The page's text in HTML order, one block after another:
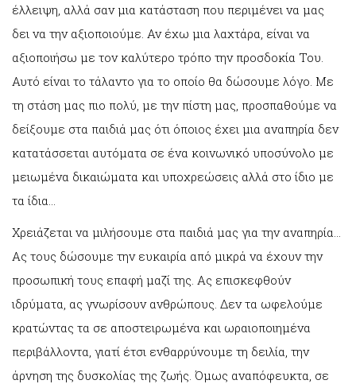
έλλειψη, αλλά σαν μια κατάσταση που περιμένει να μας
δει να την αξιοποιούμε. Αν έχω μια λαχτάρα, είναι να
αξιοποιήσω με τον καλύτερο τρόπο την προσδοκία Του.
Αυτό είναι το τάλαντο για το οποίο θα δώσουμε λόγο. Με
τη στάση μας πιο πολύ, με την πίστη μας, προσπαθούμε να
δείξουμε στα παιδιά μας ότι όποιος έχει μια αναπηρία δεν
κατατάσσεται αυτόματα σε ένα κοινωνικό υποσύνολο με
μειωμένα δικαιώματα και υποχρεώσεις αλλά στο ίδιο με
τα ίδια…
Χρειάζεται να μιλήσουμε στα παιδιά μας για την αναπηρία…
Ας τους δώσουμε την ευκαιρία από μικρά να έχουν την
προσωπική τους επαφή μαζί της. Ας επισκεφθούν
ιδρύματα, ας γνωρίσουν ανθρώπους. Δεν τα ωφελούμε
κρατώντας τα σε αποστειρωμένα και ωραιοποιημένα
περιβάλλοντα, γιατί έτσι ενθαρρύνουμε τη δειλία, την
άρνηση της δυσκολίας της ζωής. Όμως αναπόφευκτα, σε